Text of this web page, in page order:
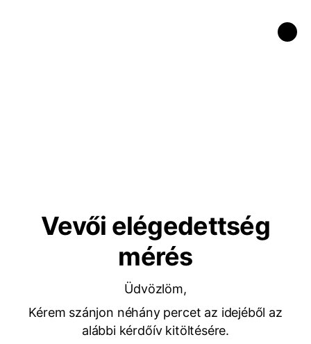
Vevői elégedettség
mérés
Üdvözlöm,
Kérem szánjon néhány percet az idejéből az
alábbi kérdőív kitöltésére.